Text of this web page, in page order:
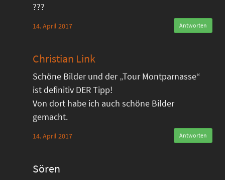
???
14. April 2017 Antworten
Christian Link
Schöne Bilder und der „Tour Montparnasse“
ist definitiv DER Tipp!
Von dort habe ich auch schöne Bilder
gemacht.
14. April 2017 Antworten
Sören